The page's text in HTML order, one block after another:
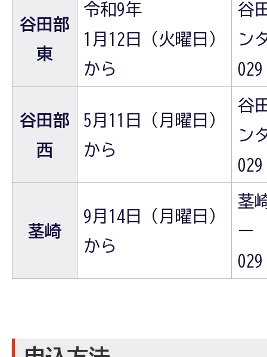
谷田部
東
令和9年
1月12日（火曜日）
から
谷
ン
谷田部
西
5月11日（月曜日）
から
谷
ン
茎崎
9月14日（月曜日）
から
茎
ー